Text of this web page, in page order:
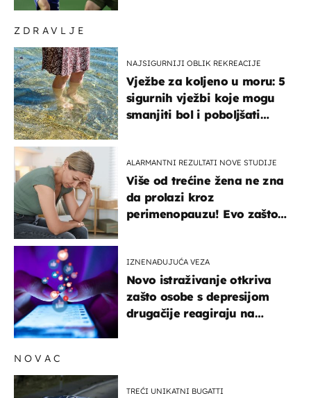
ZDRAVLJE
NAJSIGURNIJI OBLIK REKREACIJE
Vježbe za koljeno u moru: 5
sigurnih vježbi koje mogu
smanjiti bol i poboljšati
ALARMANTNI REZULTATI NOVE STUDIJE
Više od trećine žena ne zna
da prolazi kroz
perimenopauzu! Evo zašto
IZNENAĐUJUĆA VEZA
Novo istraživanje otkriva
zašto osobe s depresijom
drugačije reagiraju na
NOVAC
TREĆI UNIKATNI BUGATTI